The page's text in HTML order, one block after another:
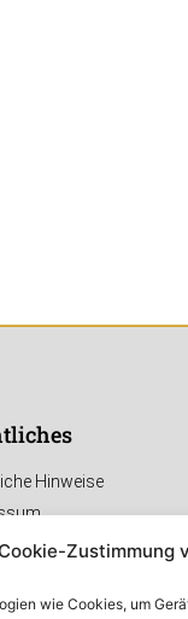
Zustimmung
wie Cookies, um
Hinweise